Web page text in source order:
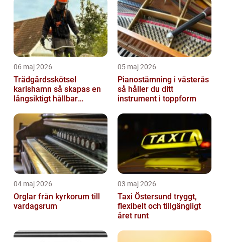
06 maj 2026
Trädgårdsskötsel
karlshamn så skapas en
långsiktigt hållbar
05 maj 2026
Pianostämning i västerås
så håller du ditt
instrument i toppform
04 maj 2026
Orglar från kyrkorum till
vardagsrum
03 maj 2026
Taxi Östersund tryggt,
flexibelt och tillgängligt
året runt